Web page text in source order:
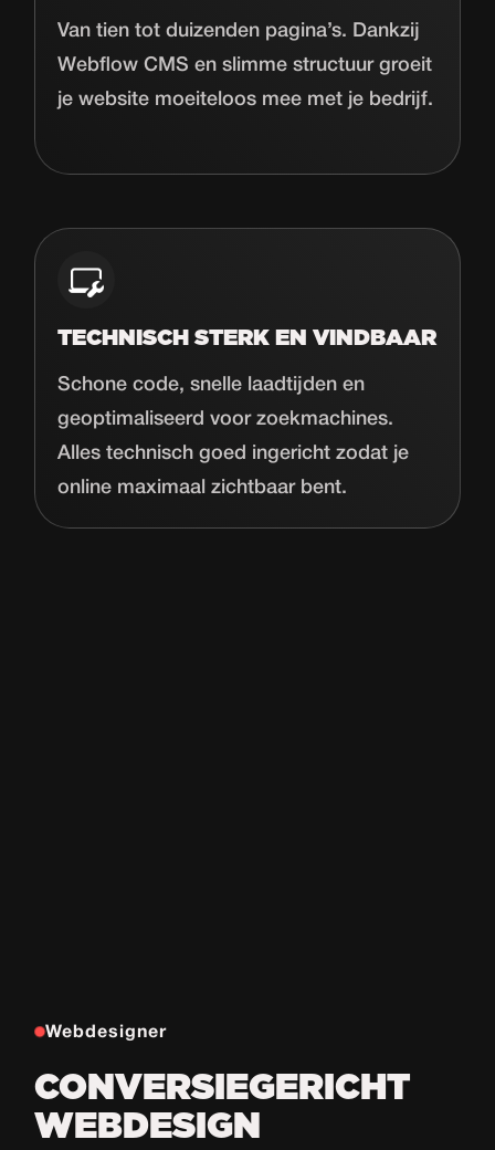
Van tien tot duizenden pagina’s. Dankzij
Webflow CMS en slimme structuur groeit
je website moeiteloos mee met je bedrijf.
TECHNISCH STERK EN VINDBAAR
Schone code, snelle laadtijden en
geoptimaliseerd voor zoekmachines.
Alles technisch goed ingericht zodat je
online maximaal zichtbaar bent.
Webdesigner
CONVERSIEGERICHT
WEBDESIGN